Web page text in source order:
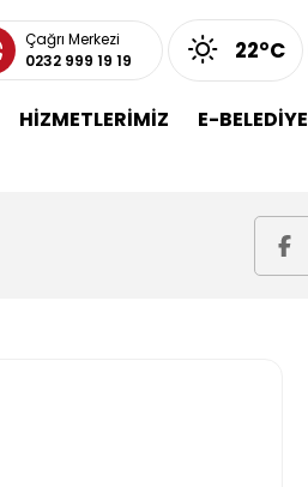
Çağrı Merkezi
0232 999 19 19
22°C
HİZMETLERİMİZ E-BELEDİYE